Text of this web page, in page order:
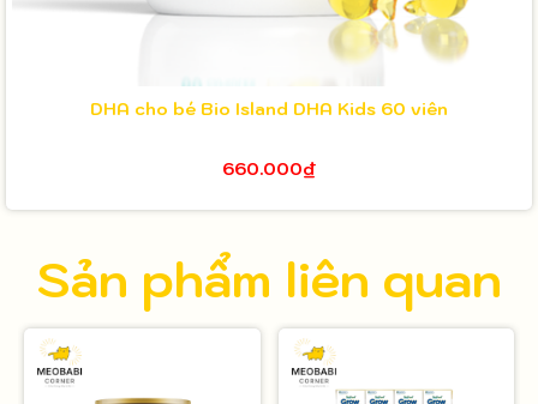
DHA cho bé Bio Island DHA Kids 60 viên
660.000₫
Sản phẩm liên quan